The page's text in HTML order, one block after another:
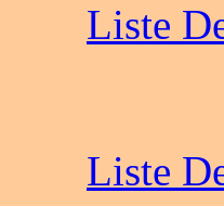
Liste
Liste